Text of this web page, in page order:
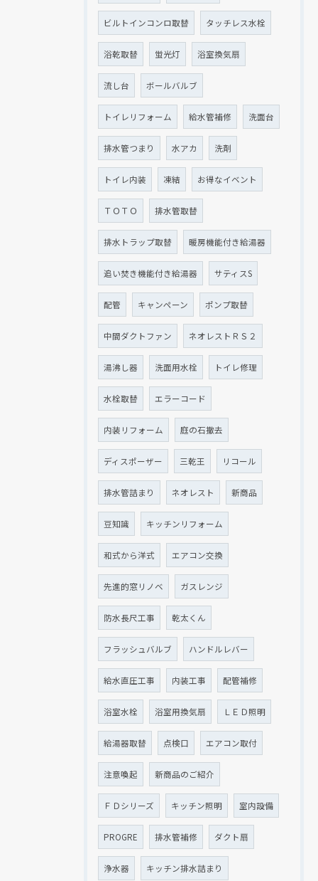
ビルトインコンロ取替 タッチレス水栓
浴乾取替 蛍光灯 浴室換気扇
流し台 ボールバルブ
トイレリフォーム 給水管補修 洗面台
排水管つまり 水アカ 洗剤
トイレ内装 凍結 お得なイベント
ＴＯＴＯ 排水管取替
排水トラップ取替 暖房機能付き給湯器
追い焚き機能付き給湯器 サティスS
配管 キャンペーン ポンプ取替
中間ダクトファン ネオレストＲＳ２
湯沸し器 洗面用水栓 トイレ修理
水栓取替 エラーコード
内装リフォーム 庭の石撤去
ディスポーザー 三乾王 リコール
排水管詰まり ネオレスト 新商品
豆知識 キッチンリフォーム
和式から洋式 エアコン交換
先進的窓リノベ ガスレンジ
防水長尺工事 乾太くん
フラッシュバルブ ハンドルレバー
給水直圧工事 内装工事 配管補修
浴室水栓 浴室用換気扇 ＬＥＤ照明
給湯器取替 点検口 エアコン取付
注意喚起 新商品のご紹介
ＦＤシリーズ キッチン照明 室内設備
PROGRE 排水管補修 ダクト扇
浄水器 キッチン排水詰まり